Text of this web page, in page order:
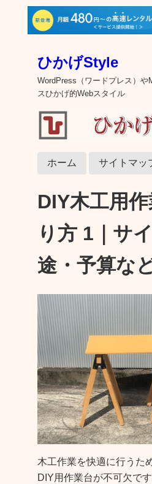
ひかげStyle
WordPress（ワードプレス）や
スひかげ的Webスタイル
ホーム サイトマッ
DIY木工用
り方 1｜サ
途・予算な
木工作業を快適に行うた
DIY用作業台が不可欠です